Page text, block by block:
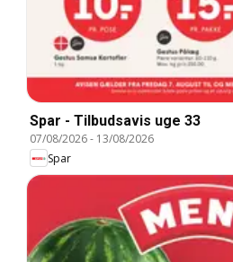
Spar - Tilbudsavis uge 33
07/08/2026- 13/08/2026
Spar